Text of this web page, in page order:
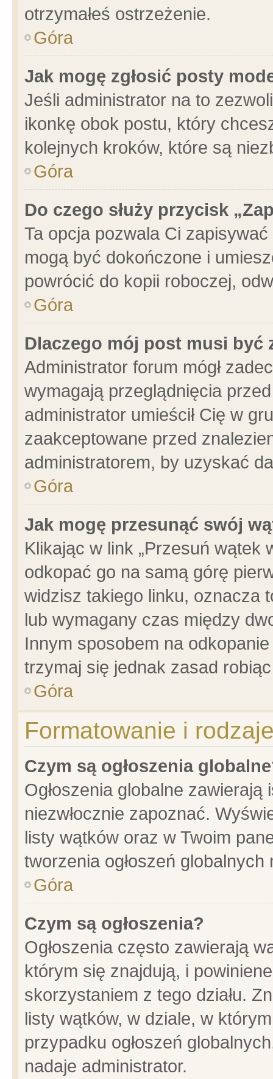
otrzymałeś ostrzeżenie.
Góra
Jak mogę zgłosić posty
Jeśli administrator na to
ikonkę obok postu, który
kolejnych kroków, które są
Góra
Do czego służy przycisk
Ta opcja pozwala Ci
mogą być dokończone i
powrócić do kopii roboczej,
Góra
Dlaczego mój post musi być
Administrator forum mógł
wymagają przeglądnięcia
administrator umieścił Cię w
zaakceptowane przed
administratorem, by uzyskać
Góra
Jak mogę przesunąć swój
Klikając w link „Przesuń wątek
odkopać go na samą górę
widzisz takiego linku, oznacza
lub wymagany czas między
Innym sposobem na
trzymaj się jednak zasad
Góra
Formatowanie i
Czym są ogłoszenia
Ogłoszenia globalne
niezwłocznie zapoznać.
listy wątków oraz w Twoim
tworzenia ogłoszeń
Góra
Czym są ogłoszenia?
Ogłoszenia często zawierają
którym się znajdują, i
skorzystaniem z tego działu.
listy wątków, w dziale, w
przypadku ogłoszeń
nadaje administrator.